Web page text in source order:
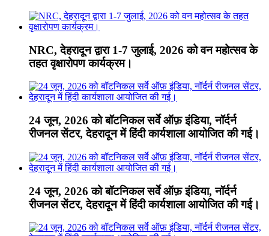
NRC, देहरादून द्वारा 1-7 जुलाई, 2026 को वन महोत्सव के
तहत वृक्षारोपण कार्यक्रम।
24 जून, 2026 को बॉटनिकल सर्वे ऑफ़ इंडिया, नॉर्दर्न
रीजनल सेंटर, देहरादून में हिंदी कार्यशाला आयोजित की गई।
24 जून, 2026 को बॉटनिकल सर्वे ऑफ़ इंडिया, नॉर्दर्न
रीजनल सेंटर, देहरादून में हिंदी कार्यशाला आयोजित की गई।